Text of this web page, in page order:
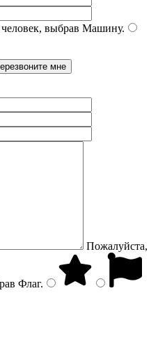
выбрав Машину.
Пожалуйста,
Флаг.